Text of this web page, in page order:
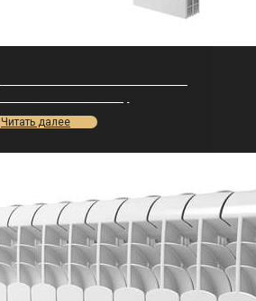
Читать далее